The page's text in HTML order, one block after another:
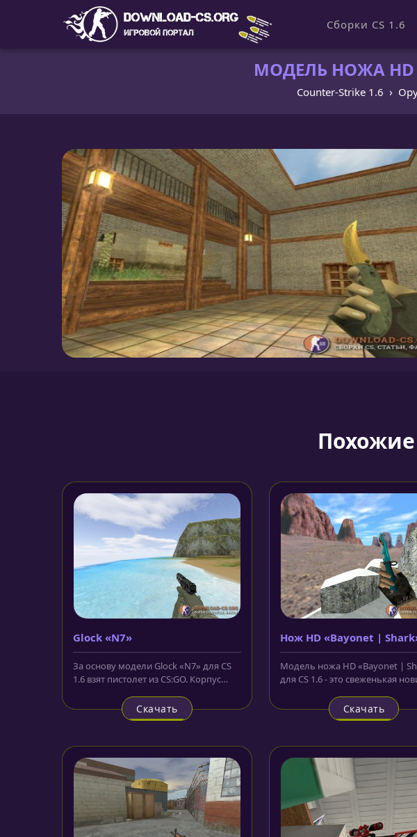
Сборки CS 1.6
МОДЕЛЬ НОЖА HD
Counter-Strike 1.6
Glock «N7»
За основу модели Glock «N7» для CS
1.6 взят пистолет из CS:GO. Корпус
Скачать
Нож HD «Bayonet |
Модель ножа HD «Bayonet |
для CS 1.6 - это свеженькая
Скачать